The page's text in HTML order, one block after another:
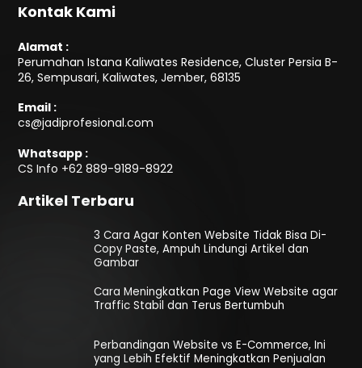
Kontak Kami
Alamat :
Perumahan Istana Kaliwates Residence, Cluster Persia B-
26, Sempusari, Kaliwates, Jember, 68135
Email :
cs@jadiprofesional.com
Whatsapp :
CS Info +62 889-9189-8922
Artikel Terbaru
3 Cara Agar Konten Website Tidak Bisa Di-
Copy Paste, Ampuh Lindungi Artikel dan
Gambar
Cara Meningkatkan Page View Website agar
Traffic Stabil dan Terus Bertumbuh
Perbandingan Website vs E-Commerce, Ini
yang Lebih Efektif Meningkatkan Penjualan